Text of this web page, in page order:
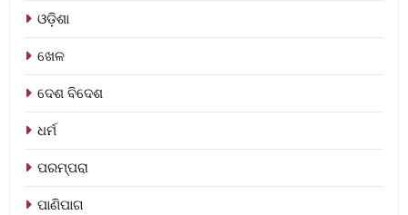
ଓଡ଼ିଶା
ଖେଳ
ଦେଶ ବିଦେଶ
ଧର୍ମ
ପରମ୍ପରା
ପାଣିପାଗ